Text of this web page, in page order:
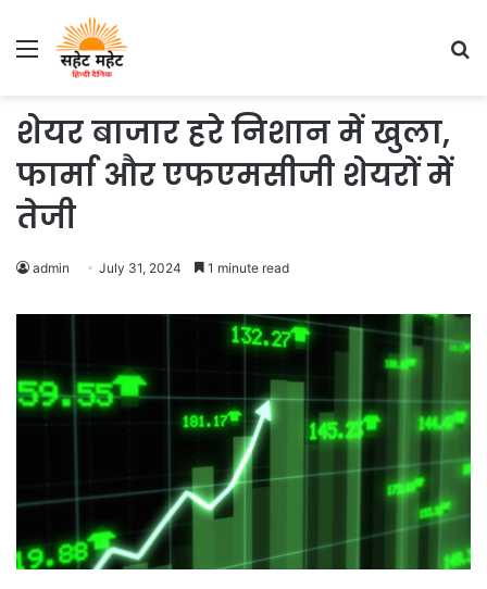
Menu
शेयर बाजार हरे निशान में खुला,
फार्मा और एफएमसीजी शेयरों में
तेजी
admin July 31, 2024 1 minute read